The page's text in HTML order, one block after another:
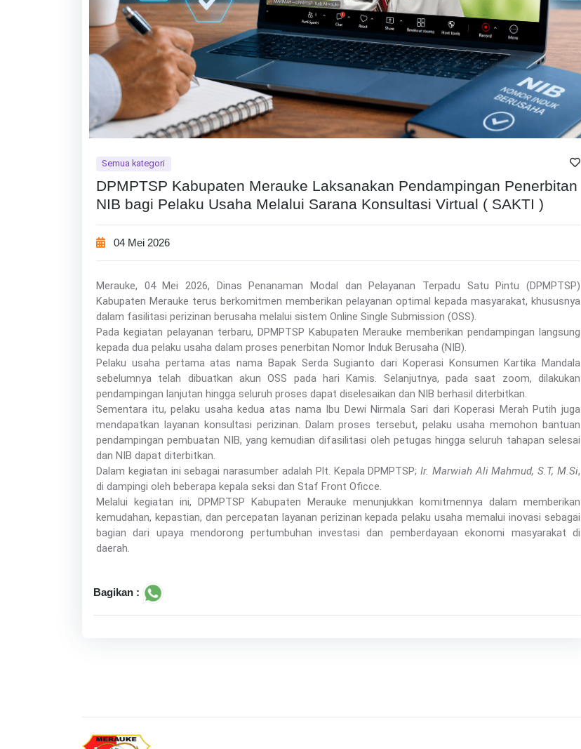
Semua kategori
DPMPTSP Kabupaten Merauke Laksanakan Pendampingan Penerbitan
NIB bagi Pelaku Usaha Melalui Sarana Konsultasi Virtual ( SAKTI )
04 Mei 2026
Merauke, 04 Mei 2026, Dinas Penanaman Modal dan Pelayanan Terpadu Satu Pintu (DPMPTSP)
Kabupaten Merauke terus berkomitmen memberikan pelayanan optimal kepada masyarakat, khususnya
dalam fasilitasi perizinan berusaha melalui sistem Online Single Submission (OSS).
Pada kegiatan pelayanan terbaru, DPMPTSP Kabupaten Merauke memberikan pendampingan langsung
kepada dua pelaku usaha dalam proses penerbitan Nomor Induk Berusaha (NIB).
Pelaku usaha pertama atas nama Bapak Serda Sugianto dari Koperasi Konsumen Kartika Mandala
sebelumnya telah dibuatkan akun OSS pada hari Kamis. Selanjutnya, pada saat zoom, dilakukan
pendampingan lanjutan hingga seluruh proses dapat diselesaikan dan NIB berhasil diterbitkan.
Sementara itu, pelaku usaha kedua atas nama Ibu Dewi Nirmala Sari dari Koperasi Merah Putih juga
mendapatkan layanan konsultasi perizinan. Dalam proses tersebut, pelaku usaha memohon bantuan
pendampingan pembuatan NIB, yang kemudian difasilitasi oleh petugas hingga seluruh tahapan selesai
dan NIB dapat diterbitkan.
Dalam kegiatan ini sebagai narasumber adalah Plt. Kepala DPMPTSP; Ir. Marwiah Ali Mahmud, S.T, M.Si,
di dampingi oleh beberapa kepala seksi dan Staf Front Oficce.
Melalui kegiatan ini, DPMPTSP Kabupaten Merauke menunjukkan komitmennya dalam memberikan
kemudahan, kepastian, dan percepatan layanan perizinan kepada pelaku usaha memalui inovasi sebagai
bagian dari upaya mendorong pertumbuhan investasi dan pemberdayaan ekonomi masyarakat di
daerah.
Bagikan :